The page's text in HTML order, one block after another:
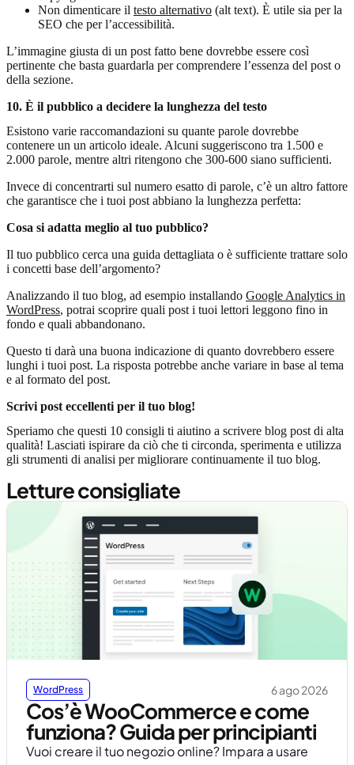
Non dimenticare il testo alternativo (alt text). È utile sia per la
SEO che per l’accessibilità.
L’immagine giusta di un post fatto bene dovrebbe essere così
pertinente che basta guardarla per comprendere l’essenza del post o
della sezione.
10. È il pubblico a decidere la lunghezza del testo
Esistono varie raccomandazioni su quante parole dovrebbe
contenere un un articolo ideale. Alcuni suggeriscono tra 1.500 e
2.000 parole, mentre altri ritengono che 300-600 siano sufficienti.
Invece di concentrarti sul numero esatto di parole, c’è un altro fattore
che garantisce che i tuoi post abbiano la lunghezza perfetta:
Cosa si adatta meglio al tuo pubblico?
Il tuo pubblico cerca una guida dettagliata o è sufficiente trattare solo
i concetti base dell’argomento?
Analizzando il tuo blog, ad esempio installando Google Analytics in
WordPress, potrai scoprire quali post i tuoi lettori leggono fino in
fondo e quali abbandonano.
Questo ti darà una buona indicazione di quanto dovrebbero essere
lunghi i tuoi post. La risposta potrebbe anche variare in base al tema
e al formato del post.
Scrivi post eccellenti per il tuo blog!
Speriamo che questi 10 consigli ti aiutino a scrivere blog post di alta
qualità! Lasciati ispirare da ciò che ti circonda, sperimenta e utilizza
gli strumenti di analisi per migliorare continuamente il tuo blog.
Letture consigliate
WordPress 6 ago 2026
Cos’è WooCommerce e come
funziona? Guida per principianti
Vuoi creare il tuo negozio online? Impara a usare